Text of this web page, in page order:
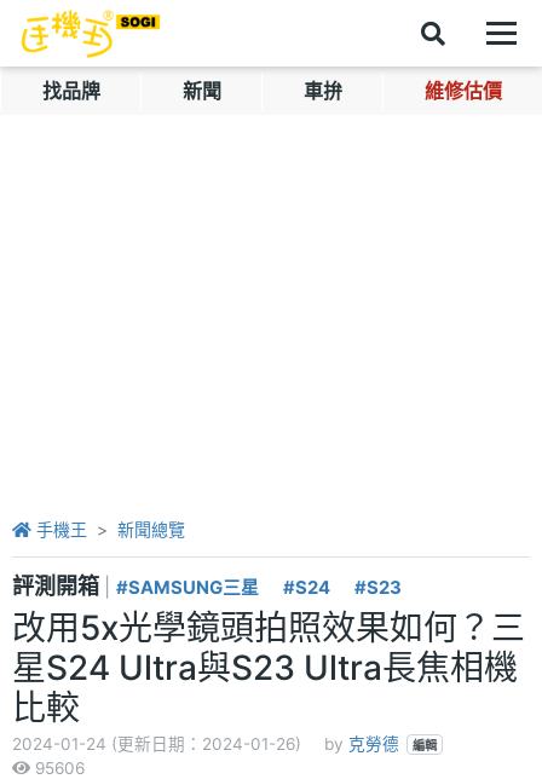
找品牌 新聞 車拚 維修估價
手機王 新聞總覽
評測開箱 #SAMSUNG三星 #S24 #S23
改用5x光學鏡頭拍照效果如何？三
星S24 Ultra與S23 Ultra長焦相機
比較
2024-01-24 (更新日期：2024-01-26) by 克勞德 編輯
95606